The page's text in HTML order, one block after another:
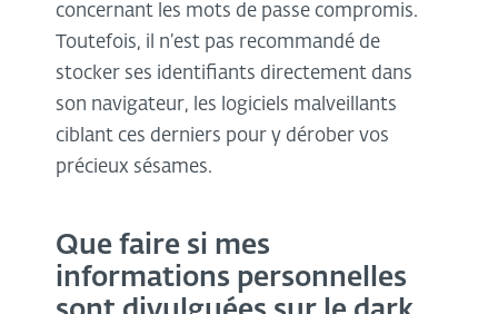
concernant les mots de passe compromis.
Toutefois, il n’est pas recommandé de
stocker ses identifiants directement dans
son navigateur, les logiciels malveillants
ciblant ces derniers pour y dérober vos
précieux sésames.
Que faire si mes
informations personnelles